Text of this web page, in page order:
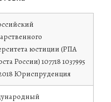
юстиции (РПА
России)107718 1037995
Юриспруденция